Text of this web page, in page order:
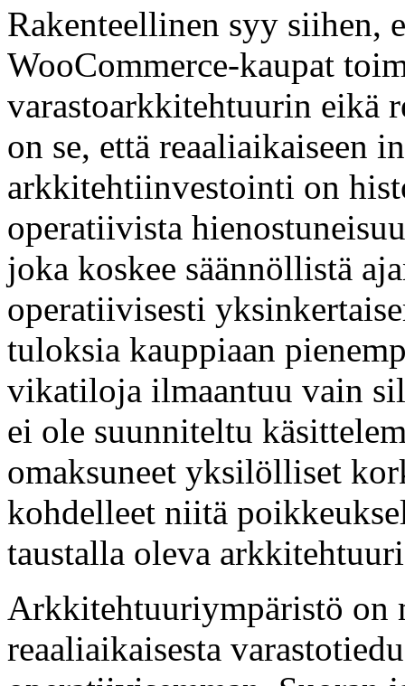
Rakenteellinen syy siihen,
WooCommerce-kaupat
varastoarkkitehtuurin eikä
on se, että reaaliaikaiseen
arkkitehtiinvestointi on
operatiivista
joka koskee säännöllistä
operatiivisesti
tuloksia kauppiaan
vikatiloja ilmaantuu vain
ei ole suunniteltu
omaksuneet yksilölliset
kohdelleet niitä
taustalla oleva
Arkkitehtuuriympäristö on
reaaliaikaisesta